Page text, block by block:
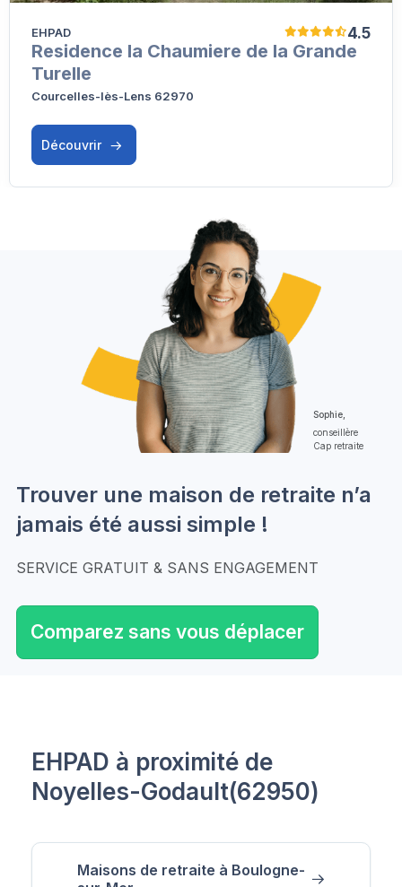
4.5
EHPAD
Residence la Chaumiere de la Grande
Turelle
Courcelles-lès-Lens 62970
Découvrir
Sophie,
conseillère
Cap retraite
Trouver une maison de retraite n’a
jamais été aussi simple !
SERVICE GRATUIT & SANS ENGAGEMENT
Comparez sans vous déplacer
EHPAD à proximité de
Noyelles-Godault(62950)
Maisons de retraite à Boulogne-